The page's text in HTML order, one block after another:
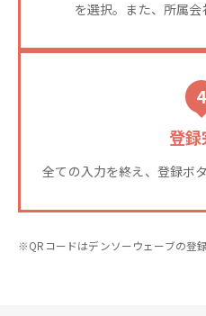
を選択。また、所属会
4
登録
全ての入力を終え、登録ボ
※QRコードはデンソーウェーブの登